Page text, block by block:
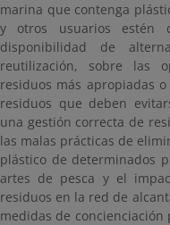
marina que contenga
y otros usuarios estén
disponibilidad de
reutilización, sobre las
residuos más apropiadas
residuos que deben
una gestión correcta de
las malas prácticas de
plástico de determinados
artes de pesca y el
residuos en la red de
medidas de